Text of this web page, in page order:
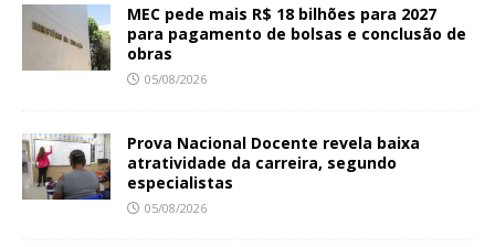
MEC pede mais R$ 18 bilhões para 2027
para pagamento de bolsas e conclusão de
obras
05/08/2026
Prova Nacional Docente revela baixa
atratividade da carreira, segundo
especialistas
05/08/2026